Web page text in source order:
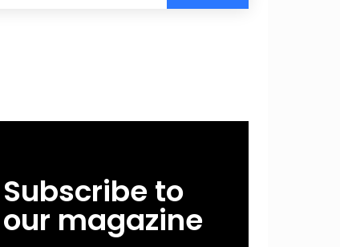
Subscribe to
our magazine